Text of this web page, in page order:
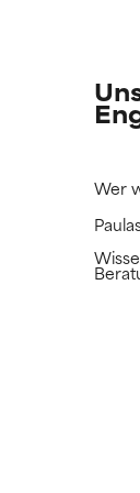
Wer